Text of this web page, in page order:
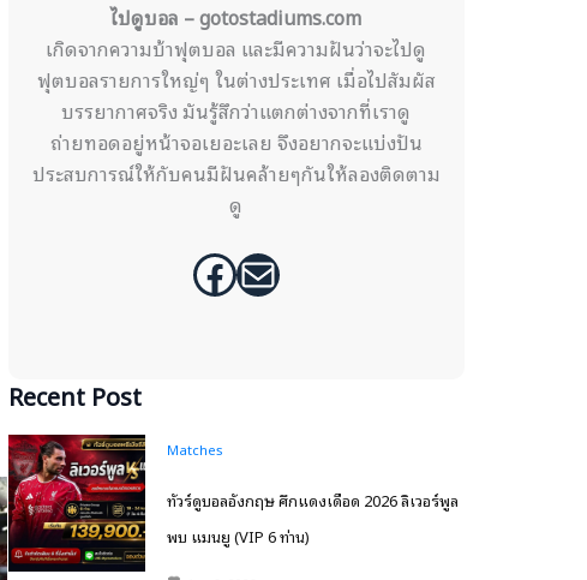
ไปดูบอล – gotostadiums.com
เกิดจากความบ้าฟุตบอล และมีความฝันว่าจะไปดู
ฟุตบอลรายการใหญ่ๆ ในต่างประเทศ เมื่อไปสัมผัส
บรรยากาศจริง มันรู้สึกว่าแตกต่างจากที่เราดู
ถ่ายทอดอยู่หน้าจอเยอะเลย จึงอยากจะแบ่งปัน
ประสบการณ์ให้กับคนมีฝันคล้ายๆกันให้ลองติดตาม
ดู
Facebook Mail
Recent Post
Matches
ทัวร์ดูบอลอังกฤษ ศึกแดงเดือด 2026 ลิเวอร์พูล
พบ แมนยู (VIP 6 ท่าน)